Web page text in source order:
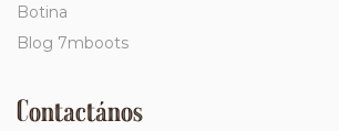
Botina
Blog 7mboots
Contactános